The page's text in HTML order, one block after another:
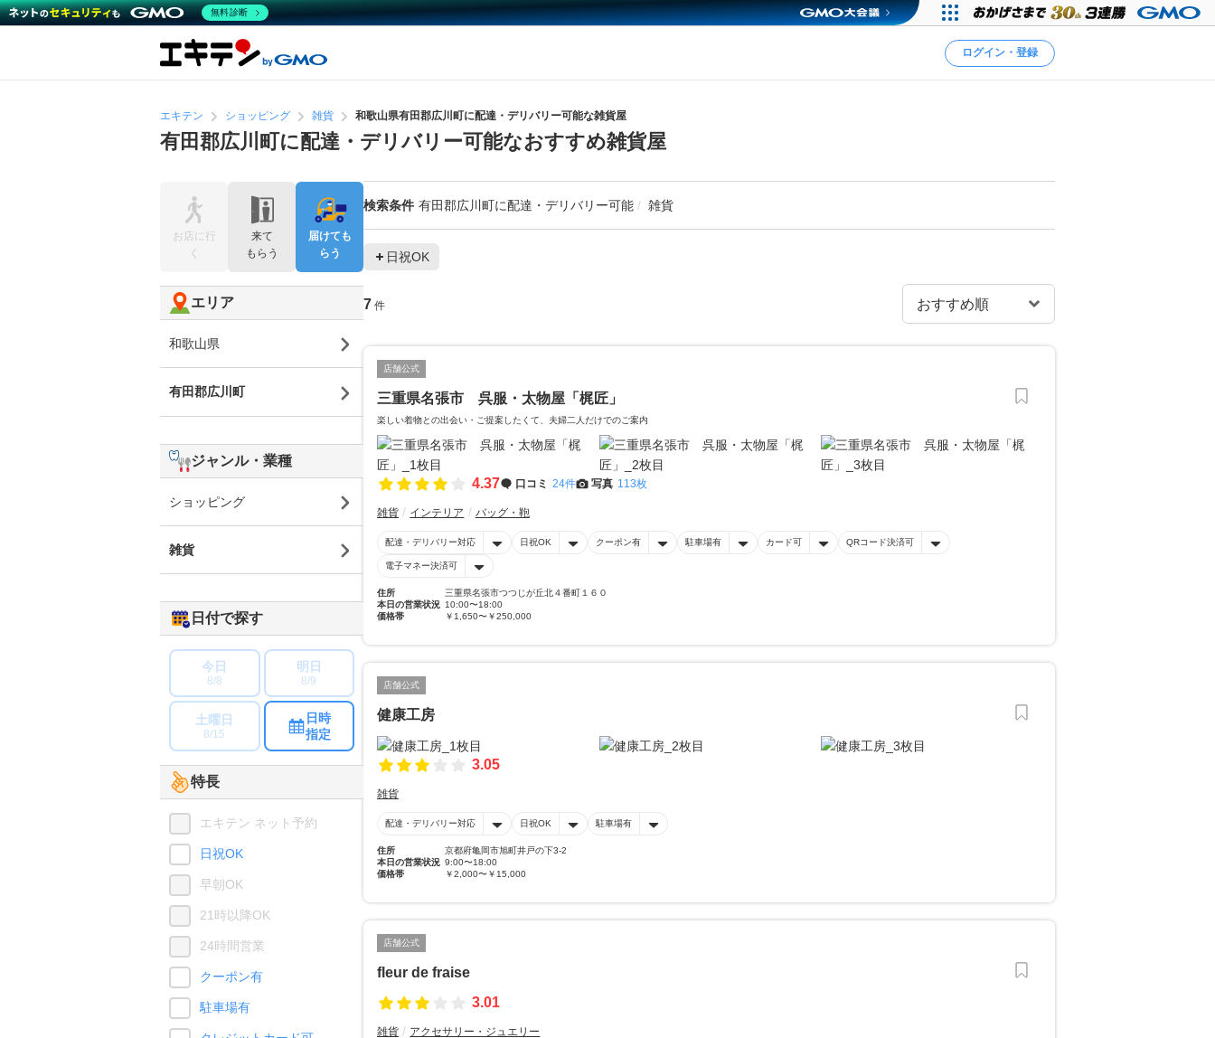
ログイン・登録
エキテン ショッピング 雑貨 和歌山県有田郡広川町に配達・デリバリー可能な雑貨屋
有田郡広川町に配達・デリバリー可能なおすすめ雑貨屋
検索条件 有田郡広川町に配達・デリバリー可能 雑貨
日祝OK
7 件
店舗公式
三重県名張市 呉服・太物屋「梶匠」
楽しい着物との出会い・ご提案したくて、夫婦二人だけでのご案内
4.37 口コミ 24件 写真 113枚
雑貨 インテリア バッグ・鞄
配達・デリバリー対応 日祝OK クーポン有 駐車場有 カード可 QRコード決済可
電子マネー決済可
住所
三重県名張市つつじが丘北４番町１６０
本日の営業状況 10:00〜18:00
価格帯
￥1,650〜￥250,000
店舗公式
健康工房
3.05
雑貨
配達・デリバリー対応 日祝OK 駐車場有
住所
京都府亀岡市旭町井戸の下3-2
本日の営業状況 9:00〜18:00
価格帯
￥2,000〜￥15,000
店舗公式
fleur de fraise
3.01
雑貨 アクセサリー・ジュエリー
お店に行
く
来て
もらう
届けても
らう
エリア
和歌山県
有田郡広川町
ジャンル・業種
ショッピング
雑貨
日付で探す
今日
8/8
明日
8/9
土曜日
8/15
日時
指定
特長
エキテン ネット予約
日祝OK
早朝OK
21時以降OK
24時間営業
クーポン有
駐車場有
無料診断